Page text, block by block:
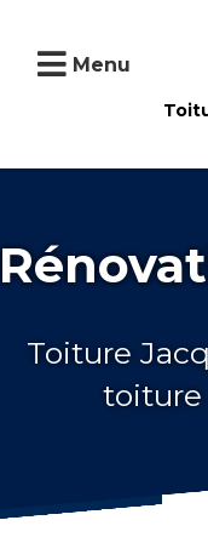
Menu
Toiture
toiture